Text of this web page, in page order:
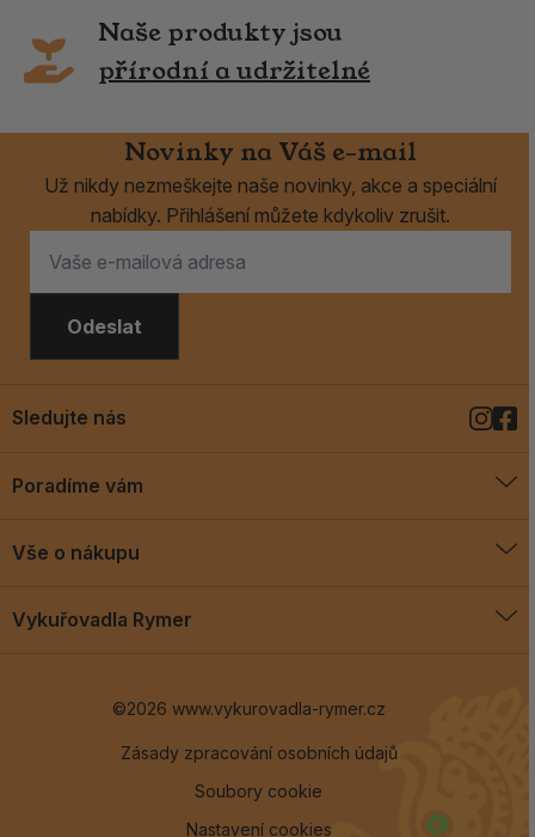
Naše produkty jsou
přírodní a udržitelné
Novinky na Váš e-mail
Už nikdy nezmeškejte naše novinky, akce a speciální
nabídky. Přihlášení můžete kdykoliv zrušit.
Odeslat
Poradíme vám
Blog
Vše o nákupu
Vykuřovadla Rymer
Sledujte nás
©2026 www.vykurovadla-rymer.cz
Zásady zpracování osobních údajů
Soubory cookie
Nastavení cookies